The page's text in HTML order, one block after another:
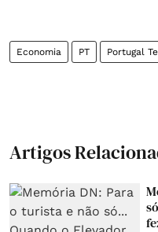
Economia PT Portugal
Artigos